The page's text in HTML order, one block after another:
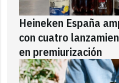
Heineken España
con cuatro
en premiurización